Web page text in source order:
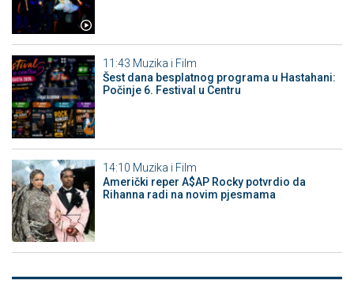
11:43 Muzika i Film
Šest dana besplatnog programa u Hastahani:
Počinje 6. Festival u Centru
14:10 Muzika i Film
Američki reper A$AP Rocky potvrdio da
Rihanna radi na novim pjesmama